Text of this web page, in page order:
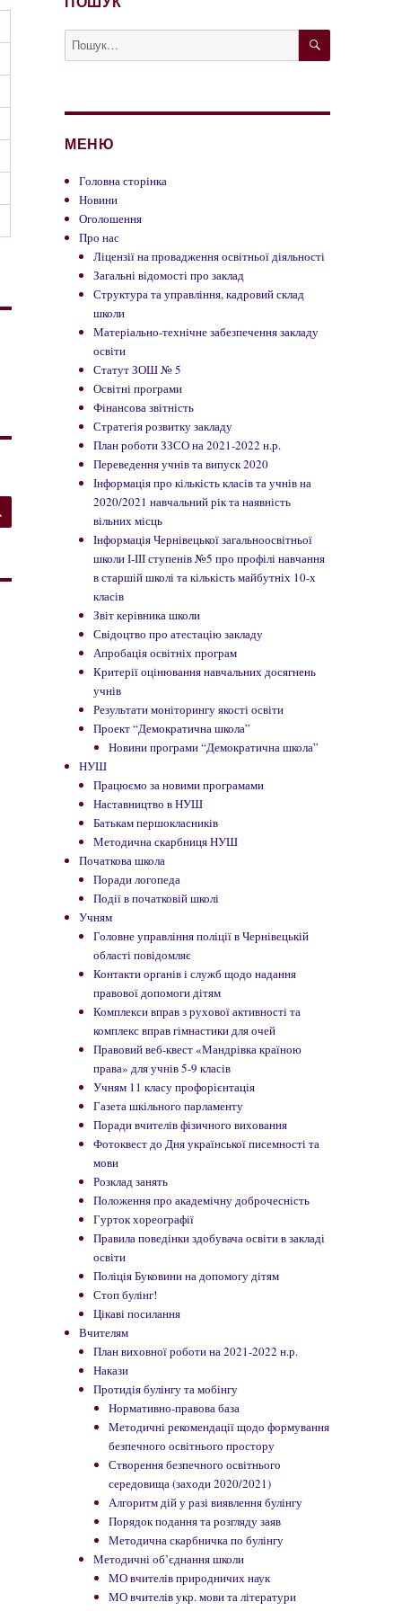
ШУКАТИ
Пошук
за
ШУКАТИ
МЕНЮ
Головна сторінка
Новини
Оголошення
Про нас
Ліцензії на провадження освітньої діяльності
Загальні відомості про заклад
Структура та управління, кадровий склад
школи
Матеріально-технічне забезпечення закладу
освіти
Статут ЗОШ № 5
Освітні програми
Фінансова звітність
Стратегія розвитку закладу
План роботи ЗЗСО на 2021-2022 н.р.
Переведення учнів та випуск 2020
Інформація про кількість класів та учнів на
2020/2021 навчальний рік та наявність
вільних місць
Інформація Чернівецької загальноосвітньої
школи І-ІІІ ступенів №5 про профілі навчання
в старшій школі та кількість майбутніх 10-х
класів
Звіт керівника школи
Свідоцтво про атестацію закладу
Апробація освітніх програм
Критерії оцінювання навчальних досягнень
учнів
Результати моніторингу якості освіти
Проект “Демократична школа”
Новини програми “Демократична школа”
НУШ
Працюємо за новими програмами
Наставництво в НУШ
Батькам першокласників
Методична скарбниця НУШ
Початкова школа
Поради логопеда
Події в початковій школі
Учням
Головне управління поліції в Чернівецькій
області повідомляє
Контакти органів і служб щодо надання
правової допомоги дітям
Комплекси вправ з рухової активності та
комплекс вправ гімнастики для очей
Правовий веб-квест «Мандрівка країною
права» для учнів 5-9 класів
Учням 11 класу профорієнтація
Газета шкільного парламенту
Поради вчителів фізичного виховання
Фотоквест до Дня української писемності та
мови
Розклад занять
Положення про академічну доброчесність
Гурток хореографії
Правила поведінки здобувача освіти в закладі
освіти
Поліція Буковини на допомогу дітям
Стоп булінг!
Цікаві посилання
Вчителям
План виховної роботи на 2021-2022 н.р.
Накази
Протидія булінгу та мобінгу
Нормативно-правова база
Методичні рекомендації щодо формування
безпечного освітнього простору
Створення безпечного освітнього
середовища (заходи 2020/2021)
Алгоритм дій у разі виявлення булінгу
Порядок подання та розгляду заяв
Методична скарбничка по булінгу
Методичні об’єднання школи
МО вчителів природничих наук
МО вчителів укр. мови та літератури